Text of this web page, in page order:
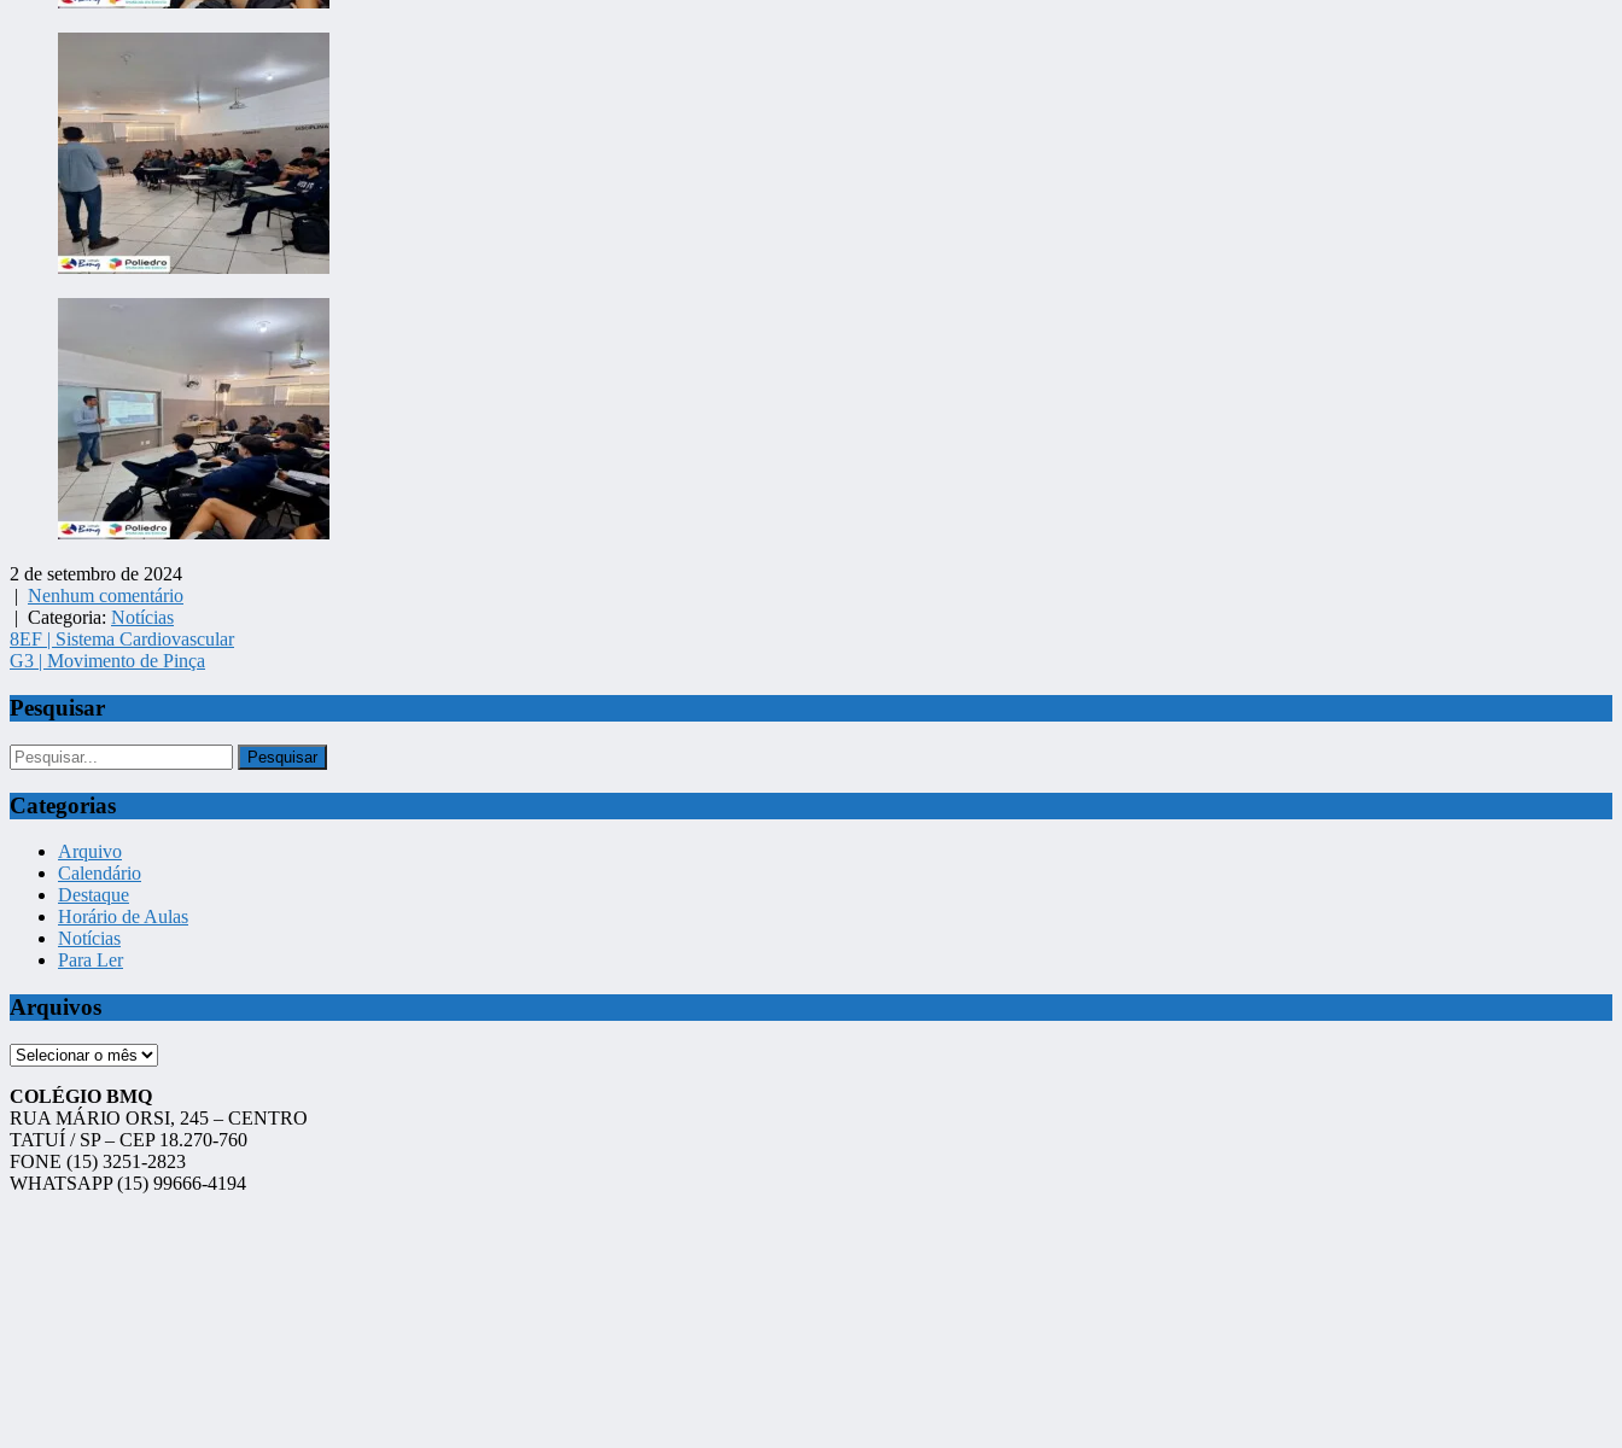
2 de setembro de 2024
| Nenhum comentário
| Categoria: Notícias
Navegação
de
Post
8EF | Sistema Cardiovascular
G3 | Movimento de Pinça
Pesquisar
Categorias
Arquivo
Calendário
Destaque
Horário de Aulas
Notícias
Para Ler
Arquivos
Arquivos
COLÉGIO BMQ
RUA MÁRIO ORSI, 245 – CENTRO
TATUÍ / SP – CEP 18.270-760
FONE (15) 3251-2823
WHATSAPP (15) 99666-4194